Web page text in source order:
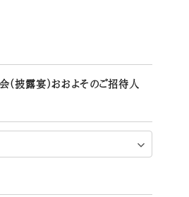
（披露宴）おおよそのご招待人